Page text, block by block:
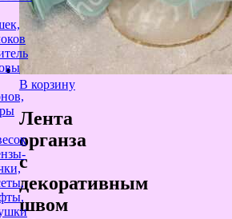
В корзину
Лента
органза
с
декоративным
швом